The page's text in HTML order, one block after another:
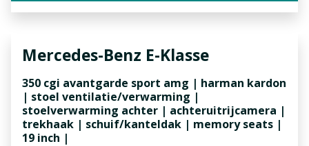
Mercedes-Benz E-Klasse
350 cgi avantgarde sport amg | harman kardon
| stoel ventilatie/verwarming |
stoelverwarming achter | achteruitrijcamera |
trekhaak | schuif/kanteldak | memory seats |
19 inch |